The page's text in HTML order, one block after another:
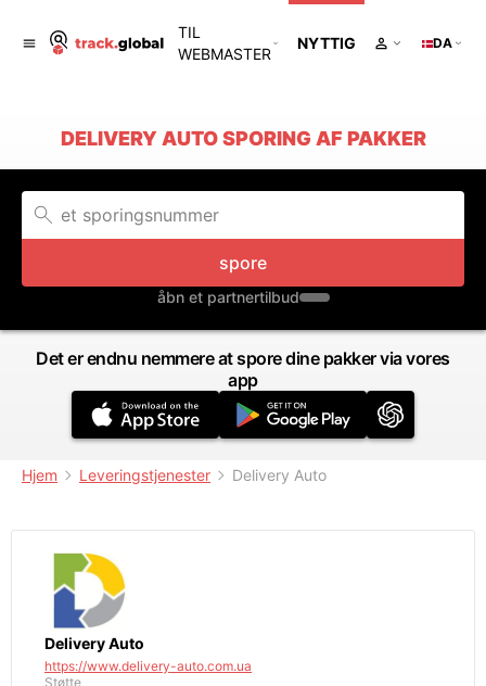
TIL
WEBMASTER
NYTTIG DA
DELIVERY AUTO SPORING AF PAKKER
spore
åbn et partnertilbud
Det er endnu nemmere at spore dine pakker via vores
app
Hjem Leveringstjenester Delivery Auto
Delivery Auto
https://www.delivery-auto.com.ua
Støtte